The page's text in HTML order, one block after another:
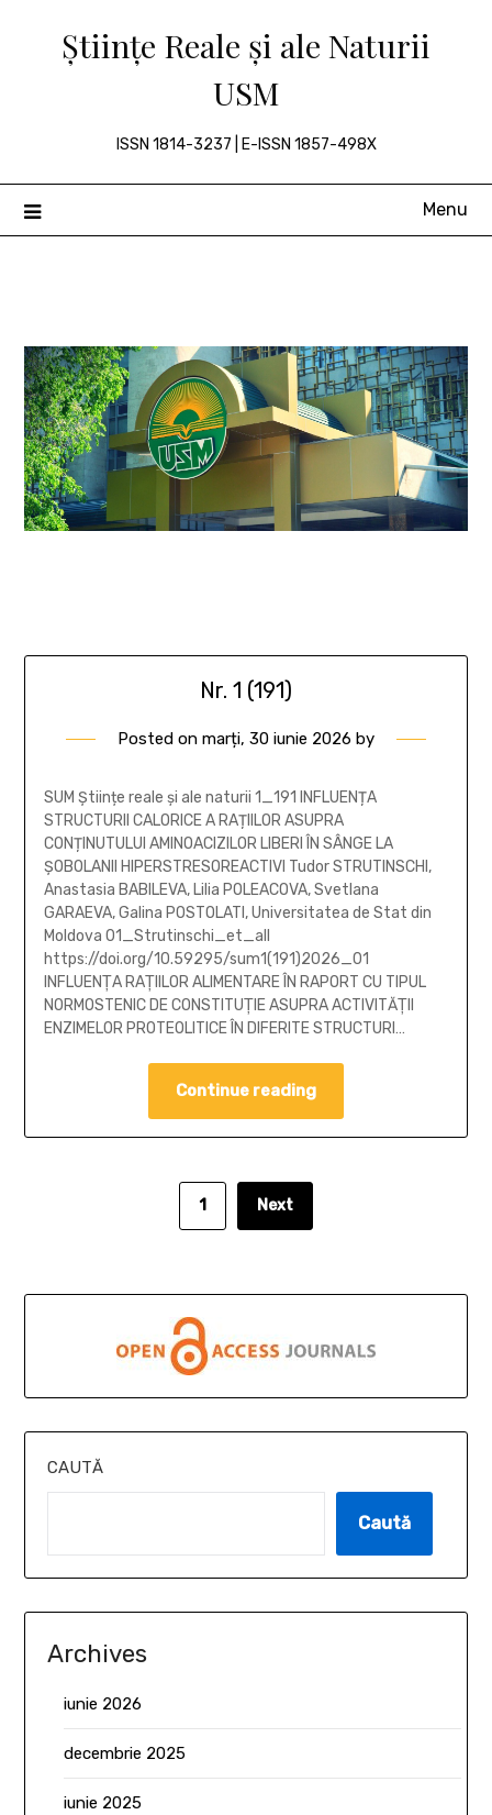
Științe Reale și ale Naturii
USM
ISSN 1814-3237 | E-ISSN 1857-498X
Menu
Nr. 1 (191)
Posted on marți, 30 iunie 2026 by
SUM Științe reale și ale naturii 1_191 INFLUENȚA
STRUCTURII CALORICE A RAȚIILOR ASUPRA
CONȚINUTULUI AMINOACIZILOR LIBERI ÎN SÂNGE LA
ȘOBOLANII HIPERSTRESOREACTIVI Tudor STRUTINSCHI,
Anastasia BABILEVA, Lilia POLEACOVA, Svetlana
GARAEVA, Galina POSTOLATI, Universitatea de Stat din
Moldova 01_Strutinschi_et_all
https://doi.org/10.59295/sum1(191)2026_01
INFLUENŢA RAŢIILOR ALIMENTARE ÎN RAPORT CU TIPUL
NORMOSTENIC DE CONSTITUŢIE ASUPRA ACTIVITĂŢII
ENZIMELOR PROTEOLITICE ÎN DIFERITE STRUCTURI…
Continue reading
1 Next
CAUTĂ
Caută
Archives
iunie 2026
decembrie 2025
iunie 2025